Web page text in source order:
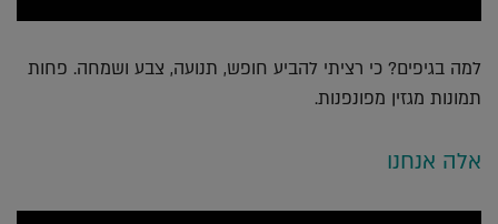
למה בגיפים? כי רציתי להביע חופש, תנועה, צבע ושמחה. פחות
תמונות מגזין מפונפנות.
אלה אנחנו